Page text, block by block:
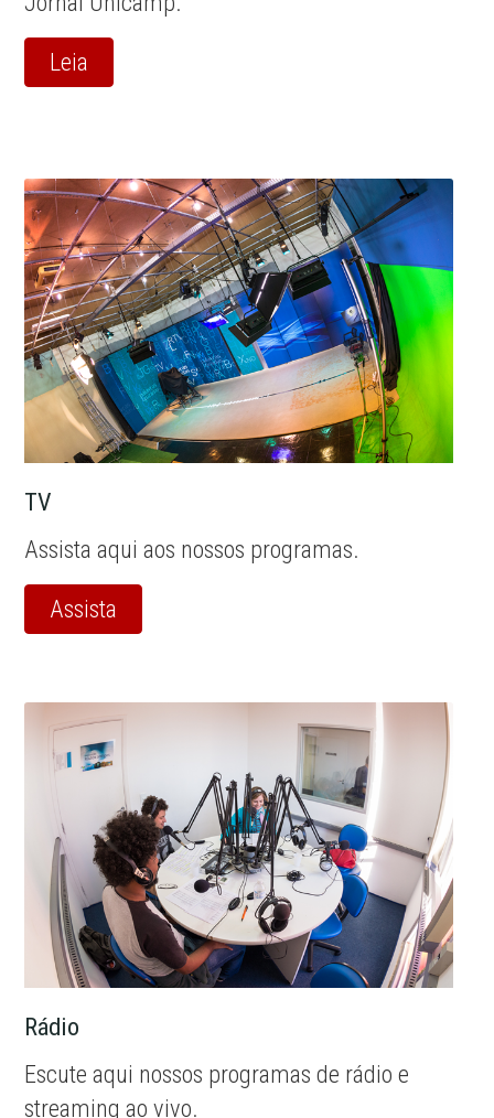
Leia
TV
Assista aqui aos nossos programas.
Assista
Rádio
Escute aqui nossos programas de rádio e
streaming ao vivo.